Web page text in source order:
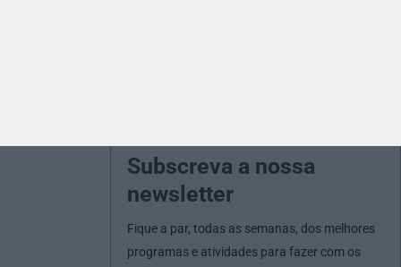
Subscreva a nossa
newsletter
Fique a par, todas as semanas, dos melhores
programas e atividades para fazer com os